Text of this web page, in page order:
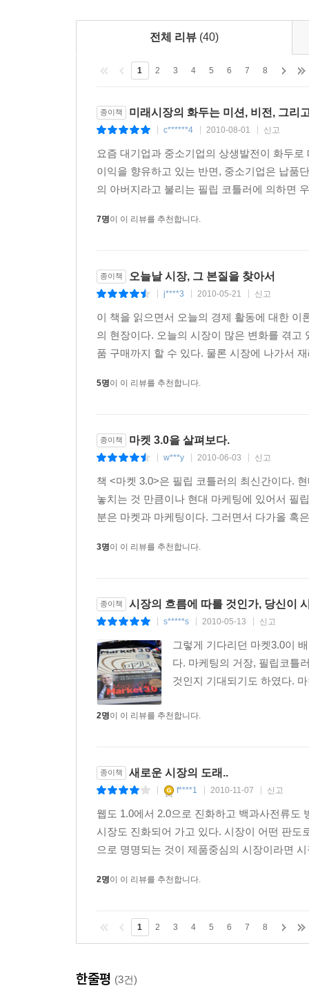
전체 리뷰 (40)
1 2 3 4 5 6 7 8
종이책 미래시장의 화두는 미션, 비전, 그리
c******4 2010-08-01 신고
요즘 대기업과 중소기업의 상생발전이 화두
이익을 향유하고 있는 반면, 중소기업은 납품
의 아버지라고 불리는 필립 코틀러에 의하면
7명이 이 리뷰를 추천합니다.
종이책 오늘날 시장, 그 본질을 찾아서
j****3 2010-05-21 신고
이 책을 읽으면서 오늘의 경제 활동에 대한
의 현장이다. 오늘의 시장이 많은 변화를 겪
품 구매까지 할 수 있다. 물론 시장에 나가서
5명이 이 리뷰를 추천합니다.
종이책 마켓 3.0을 살펴보다.
w***y 2010-06-03 신고
책 <마켓 3.0>은 필립 코틀러의 최신간이다.
놓치는 것 만큼이나 현대 마케팅에 있어서 필
분은 마켓과 마케팅이다. 그러면서 다가올 혹
3명이 이 리뷰를 추천합니다.
종이책 시장의 흐름에 따를 것인가, 당신이
s*****s 2010-05-13 신고
그렇게 기다리던 마켓3.0이
다. 마케팅의 거장, 필립코틀
것인지 기대되기도 하였다.
2명이 이 리뷰를 추천합니다.
종이책 새로운 시장의 도래..
f****1 2010-11-07 신고
웹도 1.0에서 2.0으로 진화하고 백과사전류도
시장도 진화되어 가고 있다. 시장이 어떤 판도
으로 명명되는 것이 제품중심의 시장이라면
2명이 이 리뷰를 추천합니다.
1 2 3 4 5 6 7 8
한줄평 (3건)